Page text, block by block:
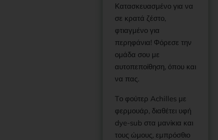
Κατασκευασμένο για να
σε κρατά ζέστο,
φτιαγμένο για
περηφάνια! Φόρεσε την
ομάδα σου με
αυτοπεποίθηση, όπου και
να πας.
Tο φούτερ Achilles με
φερμουάρ, διαθέτει υφή
dye-sub στα μανίκια και
τους ώμους, εμπρόσθιο